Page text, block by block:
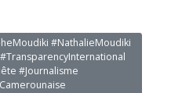
#NathalieMoudiki
#Journalisme